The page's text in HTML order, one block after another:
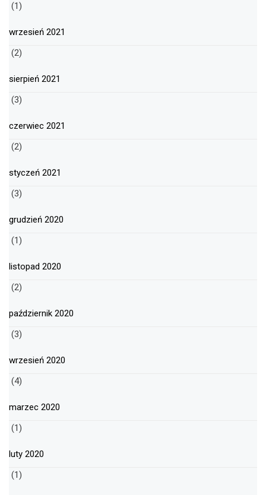
(1)
wrzesień 2021
(2)
sierpień 2021
(3)
czerwiec 2021
(2)
styczeń 2021
(3)
grudzień 2020
(1)
listopad 2020
(2)
październik 2020
(3)
wrzesień 2020
(4)
marzec 2020
(1)
luty 2020
(1)